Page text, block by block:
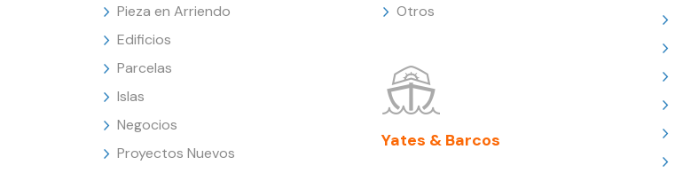
Pieza en Arriendo
Edificios
Parcelas
Islas
Negocios
Proyectos Nuevos
Otros
Yates & Barcos